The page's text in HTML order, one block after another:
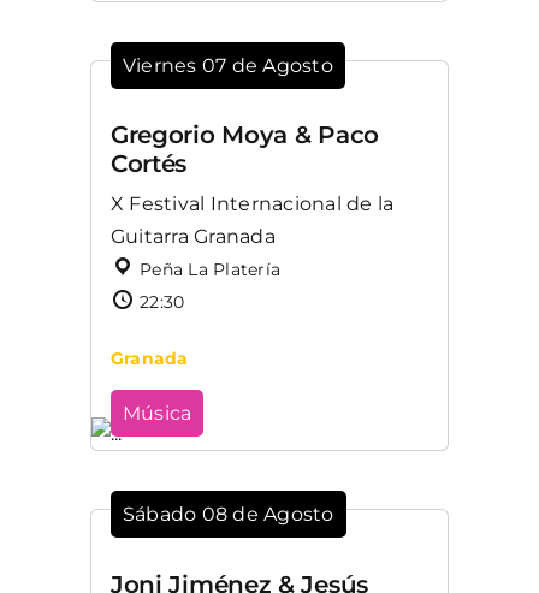
Viernes 07 de Agosto
Gregorio Moya & Paco
Cortés
X Festival Internacional de la
Guitarra Granada
Peña La Platería
22:30
Granada
Música
Sábado 08 de Agosto
Joni Jiménez & Jesús